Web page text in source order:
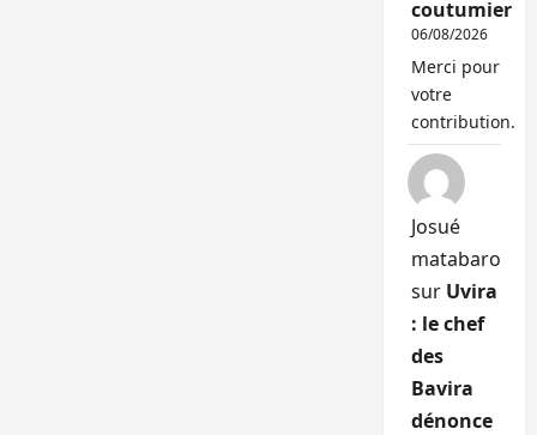
coutumier
06/08/2026
Merci pour
votre
contribution.
Josué
matabaro
sur Uvira
: le chef
des
Bavira
dénonce